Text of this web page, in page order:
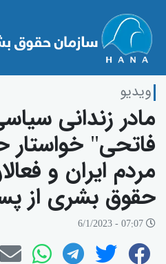
ویدیو
مادر زندانی
فاتحی"
مردم ایران و
حقوق بشری از